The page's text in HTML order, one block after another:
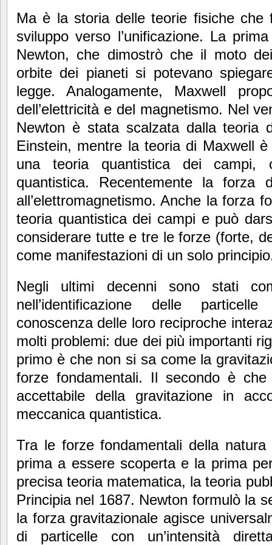
Ma è la storia delle teorie fisiche che
sviluppo verso l’unificazione. La
Newton, che dimostrò che il moto
orbite dei pianeti si potevano
legge. Analogamente, Maxwell
dell’elettricità e del magnetismo. Nel
Newton è stata scalzata dalla teoria
Einstein, mentre la teoria di Maxwell
una teoria quantistica dei campi,
quantistica. Recentemente la forza
all’elettromagnetismo. Anche la forza
teoria quantistica dei campi e può
considerare tutte e tre le forze (forte,
come manifestazioni di un solo
Negli ultimi decenni sono stati
nell’identificazione delle
conoscenza delle loro reciproche
molti problemi: due dei più importanti
primo è che non si sa come la
forze fondamentali. Il secondo è
accettabile della gravitazione in
meccanica quantistica.
Tra le forze fondamentali della
prima a essere scoperta e la prima
precisa teoria matematica, la teoria
Principia nel 1687. Newton formulò la
la forza gravitazionale agisce
di particelle con un’intensità